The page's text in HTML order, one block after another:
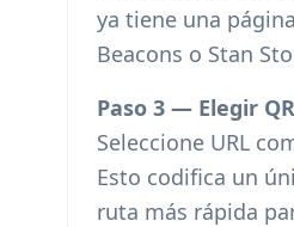
ya tiene una
Beacons o Stan
Paso 3 — Elegir
Seleccione URL
Esto codifica un
ruta más rápida